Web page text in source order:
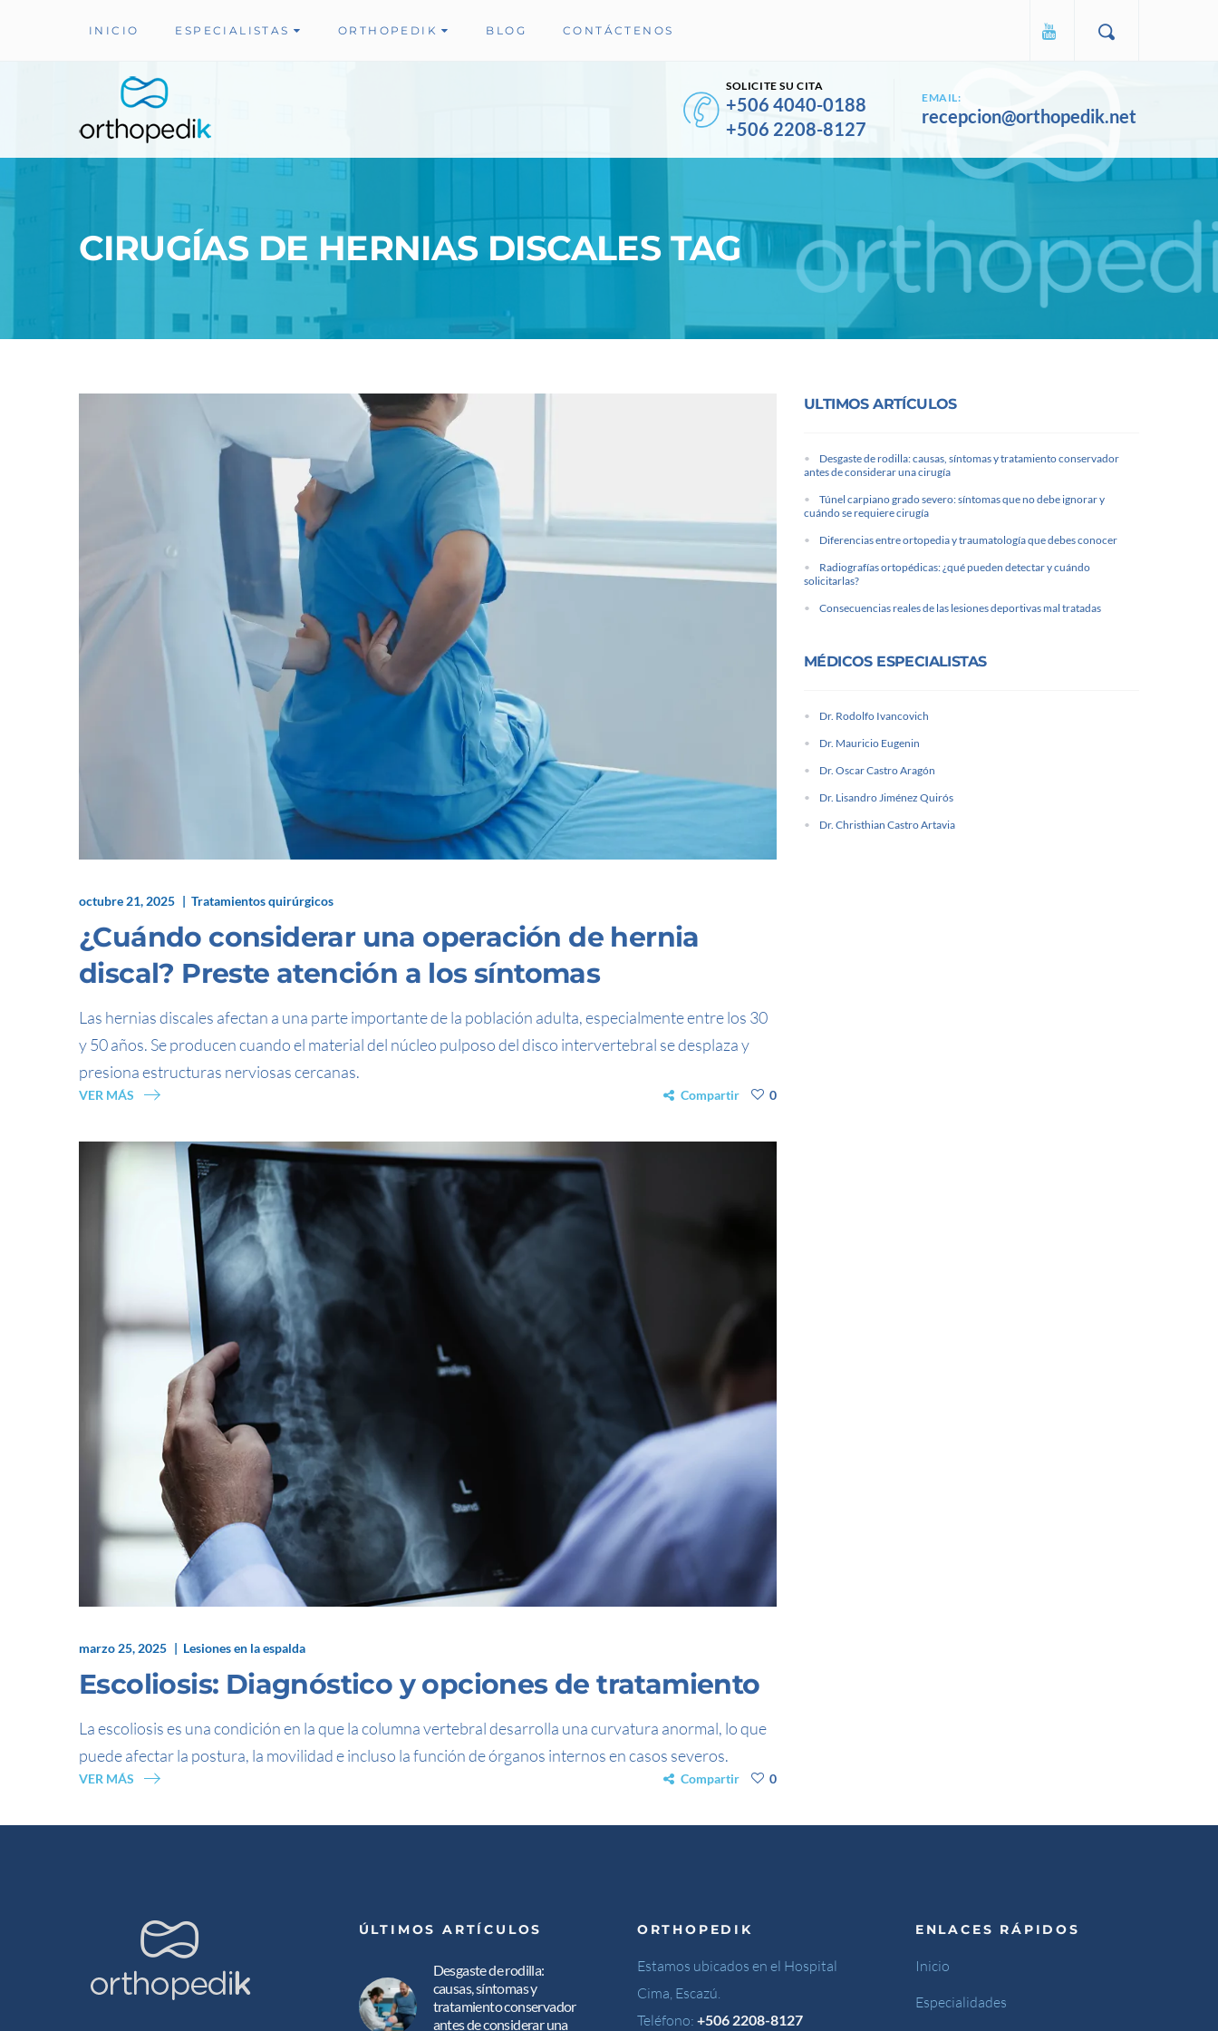
INICIO ESPECIALISTAS ORTHOPEDIK BLOG CONTÁCTENOS
SOLICITE SU CITA
+506 4040-0188
+506 2208-8127
EMAIL:
recepcion@orthopedik.net
CIRUGÍAS DE HERNIAS DISCALES TAG
octubre 21, 2025 Tratamientos quirúrgicos
¿Cuándo considerar una operación de hernia
discal? Preste atención a los síntomas
Las hernias discales afectan a una parte importante de la población adulta, especialmente entre los 30
y 50 años. Se producen cuando el material del núcleo pulposo del disco intervertebral se desplaza y
presiona estructuras nerviosas cercanas.
VER MÁS Compartir 0
marzo 25, 2025 Lesiones en la espalda
Escoliosis: Diagnóstico y opciones de tratamiento
La escoliosis es una condición en la que la columna vertebral desarrolla una curvatura anormal, lo que
puede afectar la postura, la movilidad e incluso la función de órganos internos en casos severos.
VER MÁS Compartir 0
ULTIMOS ARTÍCULOS
Desgaste de rodilla: causas, síntomas y tratamiento conservador
antes de considerar una cirugía
Túnel carpiano grado severo: síntomas que no debe ignorar y
cuándo se requiere cirugía
Diferencias entre ortopedia y traumatología que debes conocer
Radiografías ortopédicas: ¿qué pueden detectar y cuándo
solicitarlas?
Consecuencias reales de las lesiones deportivas mal tratadas
MÉDICOS ESPECIALISTAS
Dr. Rodolfo Ivancovich
Dr. Mauricio Eugenin
Dr. Oscar Castro Aragón
Dr. Lisandro Jiménez Quirós
Dr. Christhian Castro Artavia
ÚLTIMOS ARTÍCULOS
Desgaste de rodilla:
causas, síntomas y
tratamiento conservador
antes de considerar una
ORTHOPEDIK
Estamos ubicados en el Hospital
Cima, Escazú.
Teléfono: +506 2208-8127
ENLACES RÁPIDOS
Inicio
Especialidades